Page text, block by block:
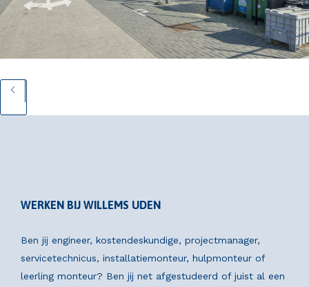
WERKEN BIJ WILLEMS UDEN
Ben jij engineer, kostendeskundige, projectmanager,
servicetechnicus, installatiemonteur, hulpmonteur of
leerling monteur? Ben jij net afgestudeerd of juist al een